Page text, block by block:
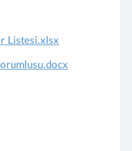
Listesi.xlsx